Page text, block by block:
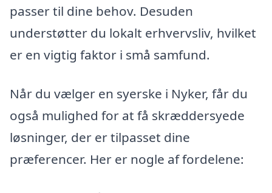
passer til dine behov. Desuden
understøtter du lokalt erhvervsliv, hvilket
er en vigtig faktor i små samfund.
Når du vælger en syerske i Nyker, får du
også mulighed for at få skræddersyede
løsninger, der er tilpasset dine
præferencer. Her er nogle af fordelene: